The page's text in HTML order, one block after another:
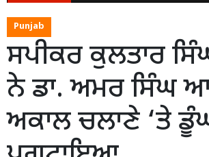
Punjab
ਸਪੀਕਰ ਕੁਲਤਾਰ
ਨੇ ਡਾ. ਅਮਰ ਸਿੰਘ
ਅਕਾਲ ਚਲਾਣੇ ‘ਤੇ